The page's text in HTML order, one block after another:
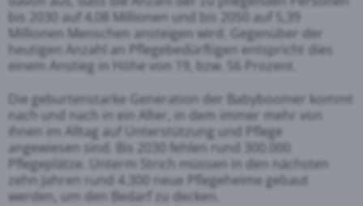
bis 2030 auf 4,08 Millionen und bis 2050 auf 5,39
Millionen Menschen ansteigen wird. Gegenüber der
heutigen Anzahl an Pflegebedürftigen entspricht dies
einem Anstieg in Höhe von 19, bzw. 56 Prozent.
Die geburtenstarke Generation der Babyboomer kommt
nach und nach in ein Alter, in dem immer mehr von
ihnen im Alltag auf Unterstützung und Pflege
angewiesen sind. Bis 2030 fehlen rund 300.000
Pflegeplätze. Unterm Strich müssen in den nächsten
zehn Jahren rund 4.300 neue Pflegeheime gebaut
werden, um den Bedarf zu decken.